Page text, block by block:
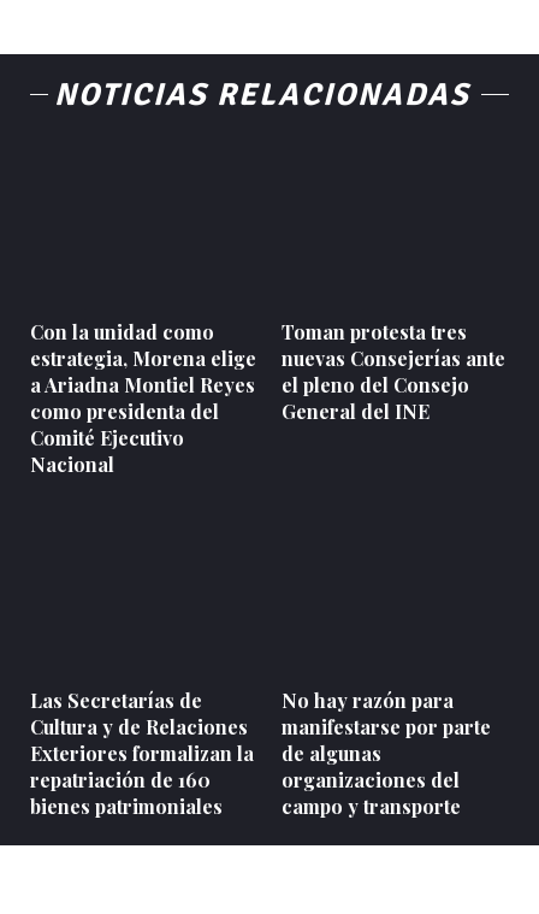
NOTICIAS RELACIONADAS
Con la unidad como
estrategia, Morena elige
a Ariadna Montiel Reyes
como presidenta del
Comité Ejecutivo
Nacional
Toman protesta tres
nuevas Consejerías ante
el pleno del Consejo
General del INE
Las Secretarías de
Cultura y de Relaciones
Exteriores formalizan la
repatriación de 160
bienes patrimoniales
No hay razón para
manifestarse por parte
de algunas
organizaciones del
campo y transporte